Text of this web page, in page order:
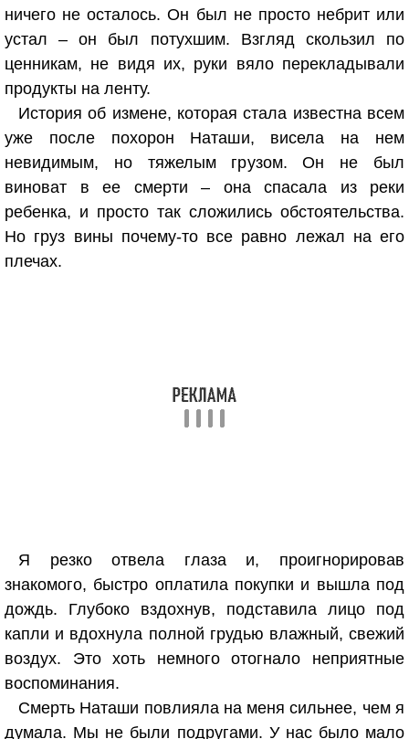
ничего не осталось. Он был не просто небрит или
устал – он был потухшим. Взгляд скользил по
ценникам, не видя их, руки вяло перекладывали
продукты на ленту.
История об измене, которая стала известна всем
уже после похорон Наташи, висела на нем
невидимым, но тяжелым грузом. Он не был
виноват в ее смерти – она спасала из реки
ребенка, и просто так сложились обстоятельства.
Но груз вины почему-то все равно лежал на его
плечах.
Я резко отвела глаза и, проигнорировав
знакомого, быстро оплатила покупки и вышла под
дождь. Глубоко вздохнув, подставила лицо под
капли и вдохнула полной грудью влажный, свежий
воздух. Это хоть немного отогнало неприятные
воспоминания.
Смерть Наташи повлияла на меня сильнее, чем я
думала. Мы не были подругами. У нас было мало